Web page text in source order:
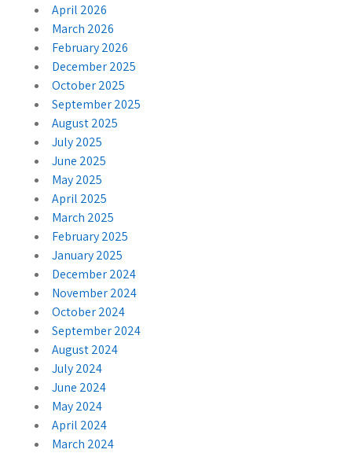
April 2026
March 2026
February 2026
December 2025
October 2025
September 2025
August 2025
July 2025
June 2025
May 2025
April 2025
March 2025
February 2025
January 2025
December 2024
November 2024
October 2024
September 2024
August 2024
July 2024
June 2024
May 2024
April 2024
March 2024